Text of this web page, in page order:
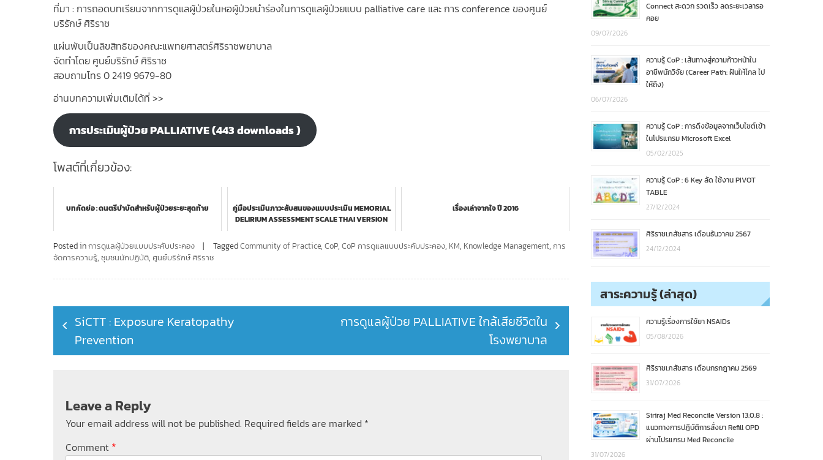
ที่มา : การถอดบทเรียนจากการดูแลผู้ป่วยในหอผู้ป่วยนำร่องในการดูแลผู้ป่วยแบบ palliative care และ การ conference ของศูนย์
บริรักษ์ ศิริราช
แผ่นพับเป็นลิขสิทธิของคณะแพทยศาสตร์ศิริราชพยาบาล
จัดทำโดย ศูนย์บริรักษ์ ศิริราช
สอบถามโทร 0 2419 9679-80
อ่านบทความเพิ่มเติมได้ที่ >>
การประเมินผู้ป่วย PALLIATIVE (443 downloads )
โพสต์ที่เกี่ยวข้อง:
บทคัดย่อ : ดนตรีบำบัดสำหรับผู้ป่วยระยะสุดท้าย
คู่มือประเมินภาวะสับสนของแบบประเมิน MEMORIAL
DELIRIUM ASSESSMENT SCALE THAI VERSION
เรื่องเล่าจากใจ ปี 2016
Posted inการดูแลผู้ป่วยแบบประคับประคอง TaggedCommunity of Practice, CoP, CoP การดูแลแบบประคับประคอง, KM, Knowledge Management, การ
จัดการความรู้, ชุมชนนักปฏิบัติ, ศูนย์บริรักษ์ ศิริราช
Post
navigation
SiCTT : Exposure Keratopathy
Prevention
การดูแลผู้ป่วย PALLIATIVE ใกล้เสียชีวิตใน
โรงพยาบาล
Leave a Reply
Your email address will not be published. Required fields are marked *
Comment *
Connect สะดวก รวดเร็ว ลดระยะเวลารอ
คอย
09/07/2026
ความรู้ CoP : เส้นทางสู่ความก้าวหน้าใน
อาชีพนักวิจัย (Career Path: ฝันให้ไกล ไป
ให้ถึง)
06/07/2026
ความรู้ CoP : การดึงข้อมูลจากเว็บไซต์เข้า
ในโปรแกรม Microsoft Excel
05/02/2025
ความรู้ CoP : 6 Key ลัด ใช้งาน PIVOT
TABLE
27/12/2024
ศิริราชเภสัชสาร เดือนธันวาคม 2567
24/12/2024
สาระความรู้ (ล่าสุด)
ความรู้เรื่องการใช้ยา NSAIDs
05/08/2026
ศิริราชเภสัชสาร เดือนกรกฎาคม 2569
31/07/2026
Siriraj Med Reconcile Version 13.0.8 :
แนวทางการปฏิบัติการสั่งยา Refill OPD
ผ่านโปรแกรม Med Reconcile
31/07/2026